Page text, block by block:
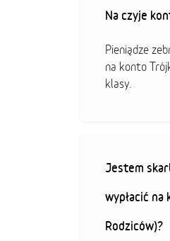
Na czyje
Pieniądze
na konto
klasy.
Jestem
wypłacić
Rodziców)?